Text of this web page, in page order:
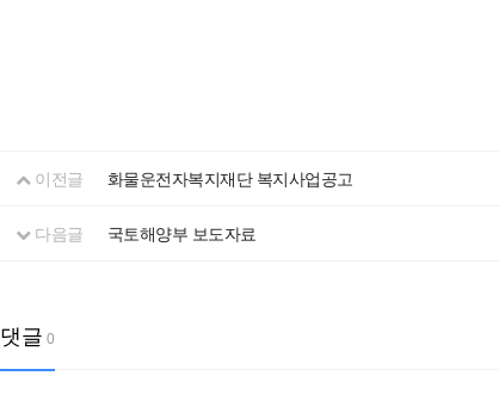
이전글 화물운전자복지재단 복지사업공고
다음글 국토해양부 보도자료
댓글 0